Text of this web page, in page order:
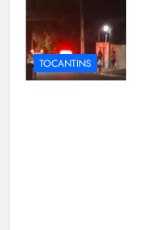
TOCANTINS